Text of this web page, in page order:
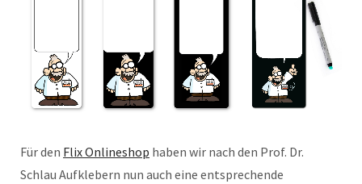
Für den Flix Onlineshop haben wir nach den Prof. Dr.
Schlau Aufklebern nun auch eine entsprechende